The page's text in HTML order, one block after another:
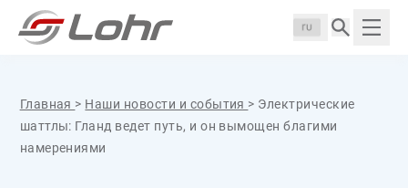
Перейти к содержанию
Langue :
Главная > Наши новости и события > Электрические
шаттлы: Гланд ведет путь, и он вымощен благими
намерениями
Панель управления cookies